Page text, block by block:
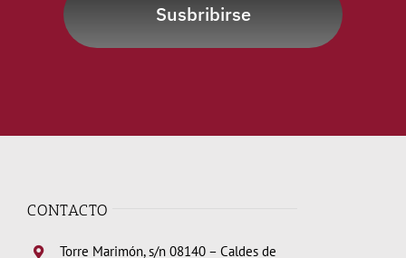
Susbribirse
CONTACTO
Torre Marimón, s/n 08140 – Caldes de